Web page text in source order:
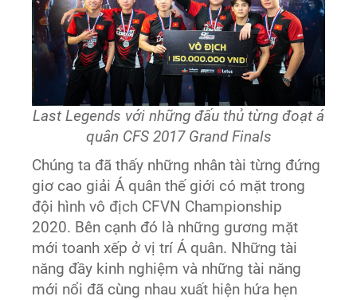
Last Legends với những đấu thủ từng đoạt á
quân CFS 2017 Grand Finals
Chúng ta đã thấy những nhân tài từng đứng
giơ cao giải Á quân thế giới có mặt trong
đội hình vô địch CFVN Championship
2020. Bên cạnh đó là những gương mặt
mới toanh xếp ở vị trí Á quân. Những tài
năng đầy kinh nghiệm và những tài năng
mới nổi đã cùng nhau xuất hiện hứa hẹn